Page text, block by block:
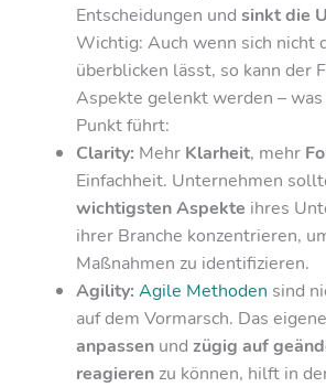
Entscheidungen undsinkt die
Wichtig: Auch wenn sich nicht
überblicken lässt, so kann der
Aspekte gelenkt werden – was
Punkt führt:
Clarity: Mehr Klarheit, mehr
Einfachheit. Unternehmen
wichtigsten Aspekte ihres
ihrer Branche konzentrieren,
Maßnahmen zu identifizieren.
Agility: Agile Methoden sind
auf dem Vormarsch. Das eigene
anpassen undzügig auf
reagieren zu können, hilft in